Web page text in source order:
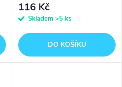
116 Kč
Skladem >5 ks
DO KOŠÍKU